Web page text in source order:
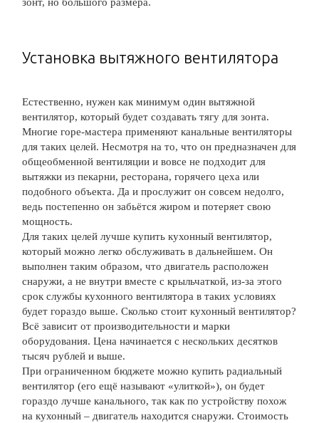
Установка вытяжного вентилятора
Естественно, нужен как минимум один вытяжной
вентилятор, который будет создавать тягу для зонта.
Многие горе-мастера применяют канальные вентиляторы
для таких целей. Несмотря на то, что он предназначен для
общеобменной вентиляции и вовсе не подходит для
вытяжки из пекарни, ресторана, горячего цеха или
подобного объекта. Да и прослужит он совсем недолго,
ведь постепенно он забьётся жиром и потеряет свою
мощность.
Для таких целей лучше купить кухонный вентилятор,
который можно легко обслуживать в дальнейшем. Он
выполнен таким образом, что двигатель расположен
снаружи, а не внутри вместе с крыльчаткой, из-за этого
срок службы кухонного вентилятора в таких условиях
будет гораздо выше. Сколько стоит кухонный вентилятор?
Всё зависит от производительности и марки
оборудования. Цена начинается с нескольких десятков
тысяч рублей и выше.
При ограниченном бюджете можно купить радиальный
вентилятор (его ещё называют «улиткой»), он будет
гораздо лучше канального, так как по устройству похож
на кухонный – двигатель находится снаружи. Стоимость